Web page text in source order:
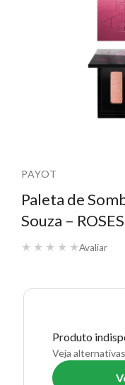
PAYOT
Paleta de
Souza –
★ ★ ★ ★ ★Avaliar
Produto
Veja